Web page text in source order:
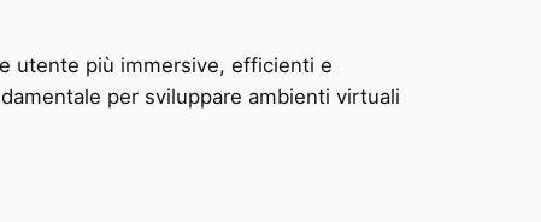
utente più immersive, efficienti e
per sviluppare ambienti virtuali